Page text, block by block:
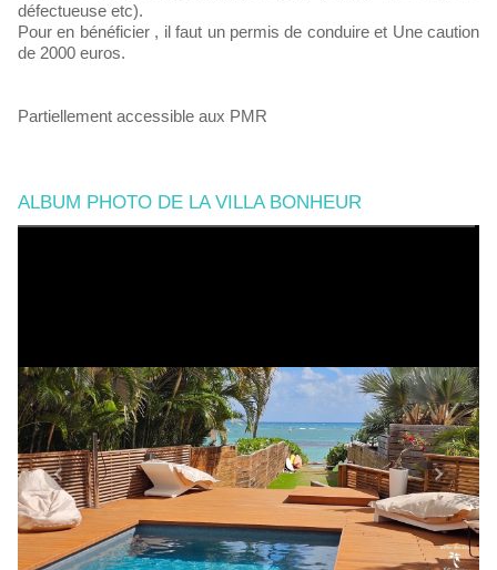
défectueuse etc).
Pour en bénéficier , il faut un permis de conduire et Une caution
de 2000 euros.
Partiellement accessible aux PMR
ALBUM PHOTO DE LA VILLA BONHEUR